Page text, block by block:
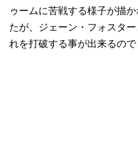
ゥームに苦戦する様子が描
たが、ジェーン・フォスタ
れを打破する事が出来るので